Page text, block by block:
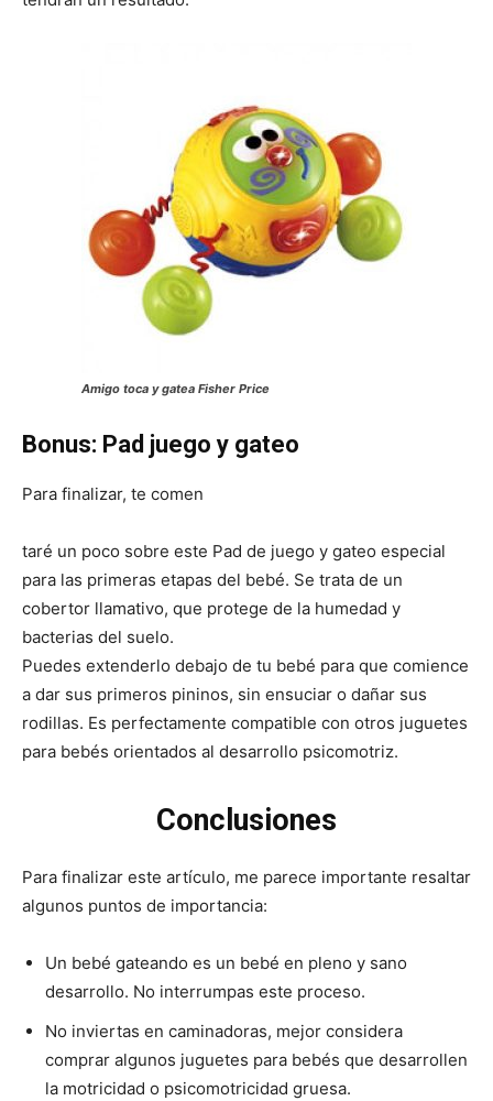
Amigo toca y gatea Fisher Price
Bonus: Pad juego y gateo
Para finalizar, te comen
taré un poco sobre este Pad de juego y gateo especial
para las primeras etapas del bebé. Se trata de un
cobertor llamativo, que protege de la humedad y
bacterias del suelo.
Puedes extenderlo debajo de tu bebé para que comience
a dar sus primeros pininos, sin ensuciar o dañar sus
rodillas. Es perfectamente compatible con otros juguetes
para bebés orientados al desarrollo psicomotriz.
Conclusiones
Para finalizar este artículo, me parece importante resaltar
algunos puntos de importancia:
Un bebé gateando es un bebé en pleno y sano
desarrollo. No interrumpas este proceso.
No inviertas en caminadoras, mejor considera
comprar algunos juguetes para bebés que desarrollen
la motricidad o psicomotricidad gruesa.